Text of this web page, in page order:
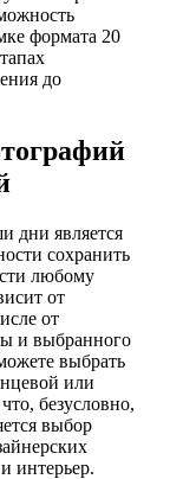
формата 20
до
дни является
сохранить
любому
от
от
и выбранного
выбрать
или
безусловно,
выбор
интерьер.